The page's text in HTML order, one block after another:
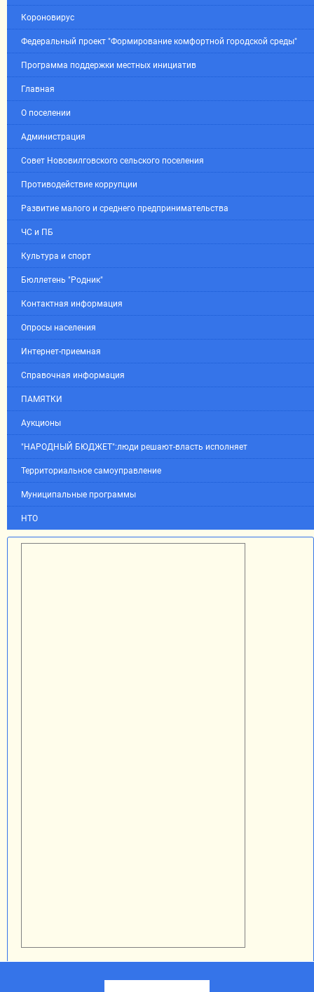
Короновирус
Федеральный проект "Формирование комфортной городской среды"
Программа поддержки местных инициатив
Главная
О поселении
Администрация
Совет Нововилговского сельского поселения
Противодействие коррупции
Развитие малого и среднего предпринимательства
ЧС и ПБ
Культура и спорт
Бюллетень "Родник"
Контактная информация
Опросы населения
Интернет-приемная
Справочная информация
ПАМЯТКИ
Аукционы
"НАРОДНЫЙ БЮДЖЕТ":люди решают-власть исполняет
Территориальное самоуправление
Муниципальные программы
НТО